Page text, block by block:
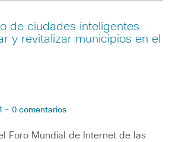
de ciudades inteligentes
y revitalizar municipios en el
- 0 comentarios
Foro Mundial de Internet de las